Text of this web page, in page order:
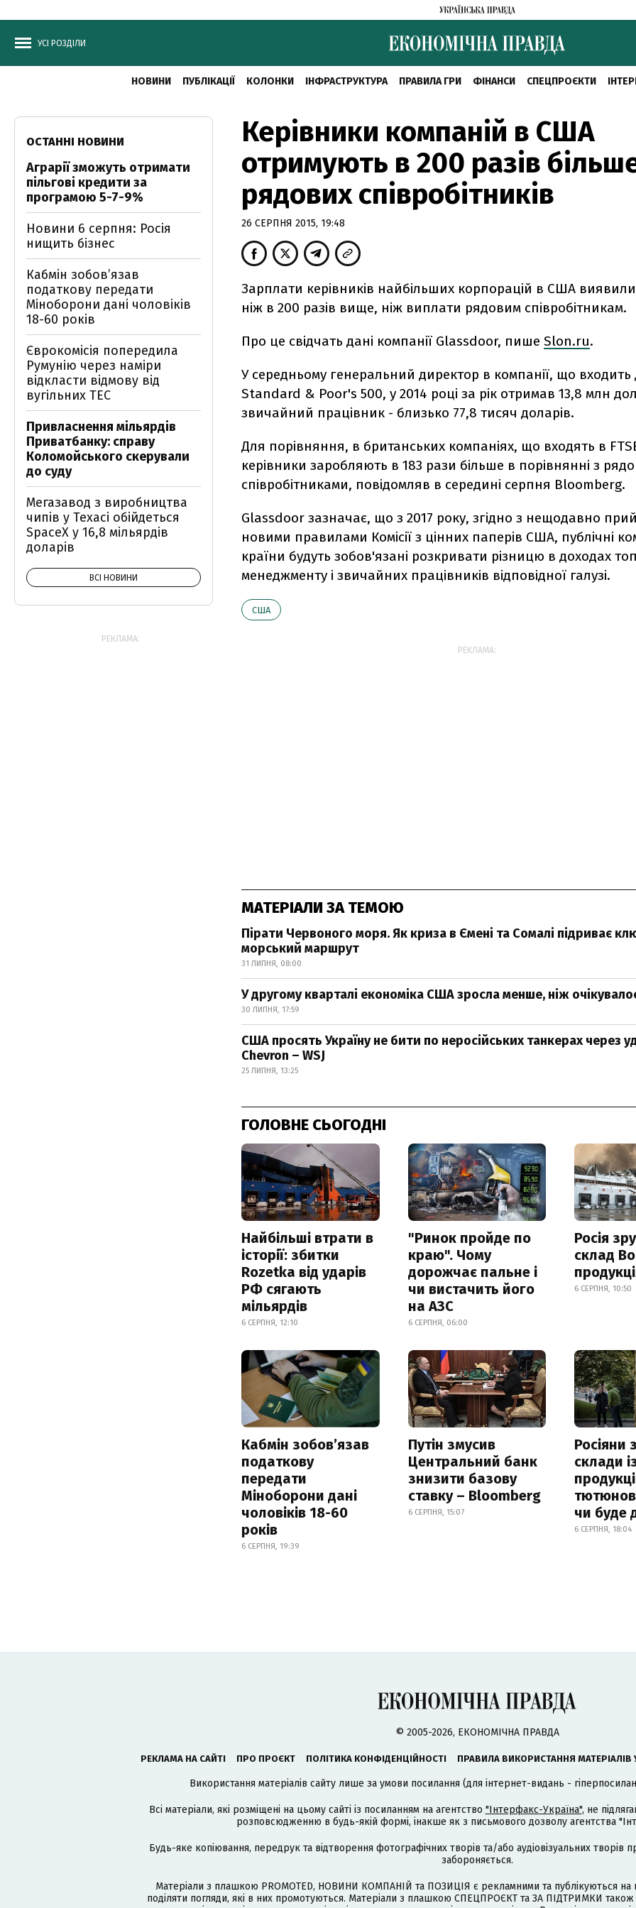
УСІ РОЗДІЛИ
НОВИНИ ПУБЛІКАЦІЇ КОЛОНКИ ІНФРАСТРУКТУРА ПРАВИЛА ГРИ ФІНАНСИ СПЕЦПРОЄКТИ
Керівники компаній в США
отримують в 200 разів
рядових співробітників
26 СЕРПНЯ 2015, 19:48
Зарплати керівників найбільших корпорацій в США
ніж в 200 разів вище, ніж виплати рядовим співробітникам.
Про це свідчать дані компанії Glassdoor, пише Slon.ru.
У середньому генеральний директор в компанії, що входить
Standard & Poor's 500, у 2014 році за рік отримав 13,8 млн
звичайний працівник - близько 77,8 тисяч доларів.
Для порівняння, в британських компаніях, що входять в
керівники заробляють в 183 рази більше в порівнянні з
співробітниками, повідомляв в середині серпня Bloomberg.
Glassdoor зазначає, що з 2017 року, згідно з нещодавно
новими правилами Комісії з цінних паперів США, публічні
країни будуть зобов'язані розкривати різницю в доходах
менеджменту і звичайних працівників відповідної галузі.
США
РЕКЛАМА:
МАТЕРІАЛИ ЗА ТЕМОЮ
Пірати Червоного моря. Як криза в Ємені та Сомалі підриває
морський маршрут
31 ЛИПНЯ, 08:00
У другому кварталі економіка США зросла менше, ніж
30 ЛИПНЯ, 17:59
США просять Україну не бити по неросійських танкерах через
Chevron – WSJ
25 ЛИПНЯ, 13:25
ГОЛОВНЕ СЬОГОДНІ
Найбільші втрати в
історії: збитки
Rozetka від ударів
РФ сягають
мільярдів
6 СЕРПНЯ, 12:10
"Ринок пройде по
краю". Чому
дорожчає пальне і
чи вистачить його
на АЗС
6 СЕРПНЯ, 06:00
Росія
склад
6 СЕРПНЯ, 10:50
Кабмін зобовʼязав
податкову
передати
Міноборони дані
чоловіків 18-60
років
6 СЕРПНЯ, 19:39
Путін змусив
Центральний банк
знизити базову
ставку – Bloomberg
6 СЕРПНЯ, 15:07
Росіяни
склади
чи буде
6 СЕРПНЯ, 18:04
ОСТАННІ НОВИНИ
Аграрії зможуть отримати
пільгові кредити за
програмою 5-7-9%
Новини 6 серпня: Росія
нищить бізнес
Кабмін зобовʼязав
податкову передати
Міноборони дані чоловіків
18-60 років
Єврокомісія попередила
Румунію через наміри
відкласти відмову від
вугільних ТЕС
Привласнення мільярдів
Приватбанку: справу
Коломойського скерували
до суду
Мегазавод з виробництва
чипів у Техасі обійдеться
SpaceX у 16,8 мільярдів
доларів
ВСІ НОВИНИ
РЕКЛАМА:
© 2005-2026, ЕКОНОМІЧНА ПРАВДА
РЕКЛАМА НА САЙТІ ПРО ПРОЄКТ ПОЛІТИКА КОНФІДЕНЦІЙНОСТІ ПРАВИЛА ВИКОРИСТАННЯ МАТЕРІАЛІВ
Використання матеріалів сайту лише за умови посилання (для інтернет-видань -
Всі матеріали, які розміщені на цьому сайті із посиланням на агентство "Інтерфакс-Україна", не
розповсюдженню в будь-якій формі, інакше як з письмового дозволу агентства
Будь-яке копіювання, передрук та відтворення фотографічних творів та/або аудіовізуальних
забороняється.
Матеріали з плашкою PROMOTED, НОВИНИ КОМПАНІЙ та ПОЗИЦІЯ є рекламними та публікуються на
поділяти погляди, які в них промотуються. Матеріали з плашкою СПЕЦПРОЄКТ та ЗА ПІДТРИМКИ